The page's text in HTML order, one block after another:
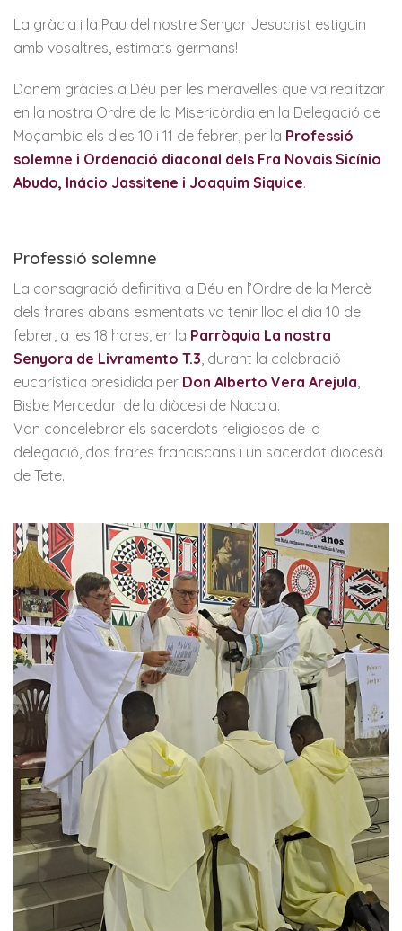
La gràcia i la Pau del nostre Senyor Jesucrist estiguin
amb vosaltres, estimats germans!
Donem gràcies a Déu per les meravelles que va realitzar
en la nostra Ordre de la Misericòrdia en la Delegació de
Moçambic els dies 10 i 11 de febrer, per la Professió
solemne i Ordenació diaconal dels Fra Novais Sicínio
Abudo, Inácio Jassitene i Joaquim Siquice.
Professió solemne
La consagració definitiva a Déu en l’Ordre de la Mercè
dels frares abans esmentats va tenir lloc el dia 10 de
febrer, a les 18 hores, en la Parròquia La nostra
Senyora de Livramento T.3 , durant la celebració
eucarística presidida per Don Alberto Vera Arejula
Bisbe Mercedari de la diòcesi de Nacala.
Van concelebrar els sacerdots religiosos de la
delegació, dos frares franciscans i un sacerdot diocesà
de Tete.